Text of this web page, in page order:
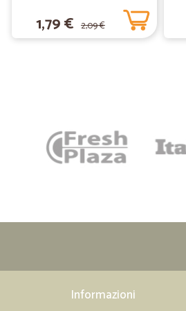
1,79 € 2,09 €
Informazioni